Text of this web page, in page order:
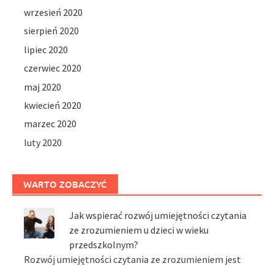
wrzesień 2020
sierpień 2020
lipiec 2020
czerwiec 2020
maj 2020
kwiecień 2020
marzec 2020
luty 2020
WARTO ZOBACZYĆ
Jak wspierać rozwój umiejętności czytania
ze zrozumieniem u dzieci w wieku
przedszkolnym?
Rozwój umiejętności czytania ze zrozumieniem jest